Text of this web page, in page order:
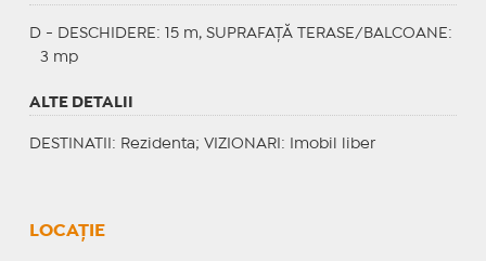
D - DESCHIDERE: 15 m, SUPRAFAȚĂ TERASE/BALCOANE:
3 mp
ALTE DETALII
DESTINATII : Rezidenta; VIZIONARI : Imobil liber
LOCAȚIE